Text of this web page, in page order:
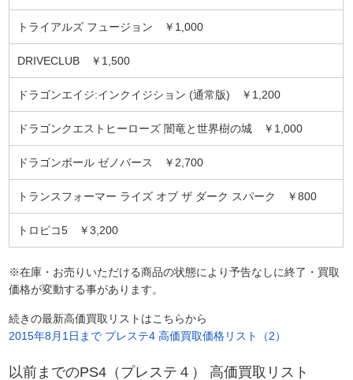
トライアルズ フュージョン ￥1,000
DRIVECLUB ￥1,500
ドラゴンエイジ:インクイジション (通常版) ￥1,200
ドラゴンクエストヒーローズ 闇竜と世界樹の城 ￥1,000
ドラゴンボール ゼノバース ￥2,700
トランスフォーマー ライズ オブ ザ ダーク スパーク ￥800
トロピコ5 ￥3,200
※在庫・お売りいただける商品の状態により予告なしに終了・買取
価格が変動する事があります。
続きの最新高価買取リストはこちらから
2015年8月1日まで プレステ4 高価買取価格リスト（2）
以前までのPS4（プレステ４） 高価買取リスト